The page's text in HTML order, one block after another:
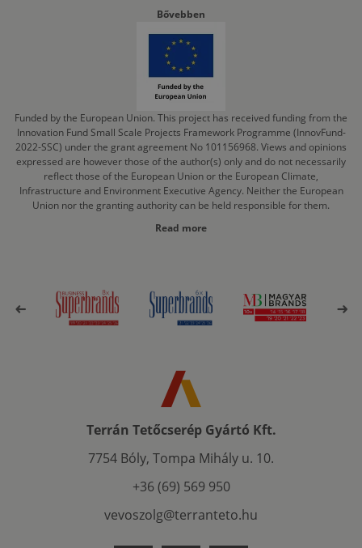
Bővebben
Funded by the European Union. This project has received funding from the
Innovation Fund Small Scale Projects Framework Programme (InnovFund-
2022-SSC) under the grant agreement No 101156968. Views and opinions
expressed are however those of the author(s) only and do not necessarily
reflect those of the European Union or the European Climate,
Infrastructure and Environment Executive Agency. Neither the European
Union nor the granting authority can be held responsible for them.
Read more
Terrán Tetőcserép Gyártó Kft.
7754 Bóly, Tompa Mihály u. 10.
+36 (69) 569 950
vevoszolg@terranteto.hu